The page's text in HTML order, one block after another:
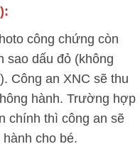
công chứng còn
sao dấu đỏ (không
Công an XNC sẽ thu
hành. Trường hợp
chính thì công an sẽ
cho bé.